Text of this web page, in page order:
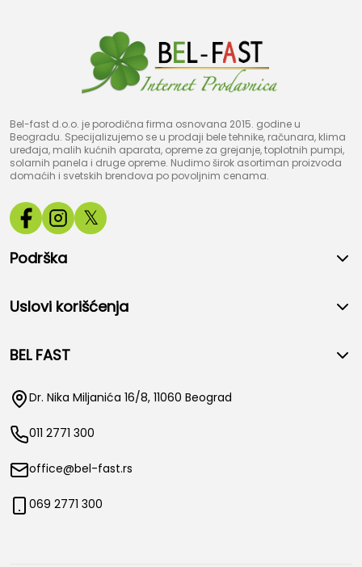
Bel-fast d.o.o. je porodična firma osnovana 2015. godine u
Beogradu. Specijalizujemo se u prodaji bele tehnike, računara, klima
uređaja, malih kućnih aparata, opreme za grejanje, toplotnih pumpi,
solarnih panela i druge opreme. Nudimo širok asortiman proizvoda
domaćih i svetskih brendova po povoljnim cenama.
𝕏
Podrška
Uslovi korišćenja
BEL FAST
Dr. Nika Miljanića 16/8, 11060 Beograd
011 2771 300
office@bel-fast.rs
069 2771 300